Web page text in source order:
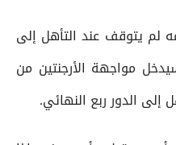
لم يتوقف عند التأهل إلى
سيدخل مواجهة الأرجنتين من
إلى الدور ربع النهائي.